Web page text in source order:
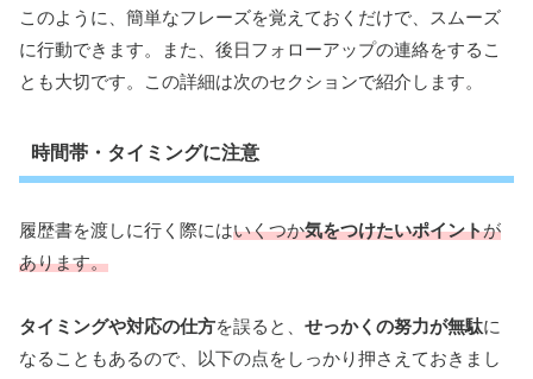
このように、簡単なフレーズを覚えておくだけで、スムーズ
に行動できます。また、後日フォローアップの連絡をするこ
とも大切です。この詳細は次のセクションで紹介します。
時間帯・タイミングに注意
履歴書を渡しに行く際にはいくつか気をつけたいポイントが
あります。
タイミングや対応の仕方を誤ると、 せっかくの努力が無駄に
なることもあるので、以下の点をしっかり押さえておきまし